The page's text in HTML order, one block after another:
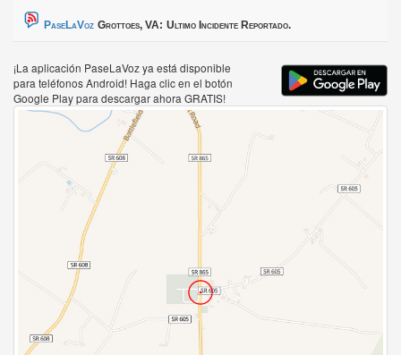
PaseLaVoz Grottoes, VA: Ultimo Incidente Reportado.
¡La aplicación PaseLaVoz ya está disponible
para teléfonos Android! Haga clic en el botón
Google Play para descargar ahora GRATIS!